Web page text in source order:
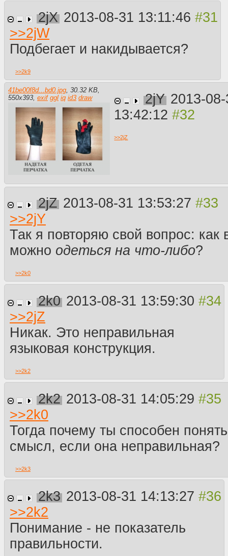
2jX 2013-08-31 13:11:46
>>2jW
Подбегает и накидывается?
>>2k9
41be00f8d...bd0.jpg, 30.32 KB,
550x393, exif ggl iq id3 draw 2jY 2013-
13:42:12
>>2jZ
2jZ 2013-08-31 13:53:27
>>2jY
Так я повторяю свой вопрос: как
можно одеться на что-либо?
>>2k0
2k0 2013-08-31 13:59:30
>>2jZ
Никак. Это неправильная
языковая конструкция.
>>2k2
2k2 2013-08-31 14:05:29
>>2k0
Тогда почему ты способен
смысл, если она неправильная?
>>2k3
2k3 2013-08-31 14:13:27
>>2k2
Понимание - не показатель
правильности.